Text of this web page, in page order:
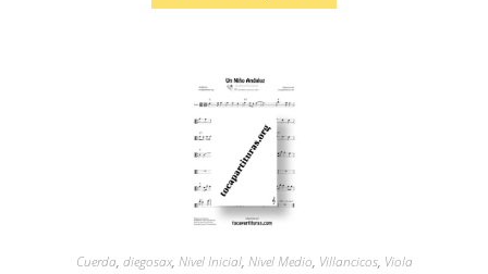
Cuerda, diegosax, Nivel Inicial, Nivel Medio, Villancicos, Viola